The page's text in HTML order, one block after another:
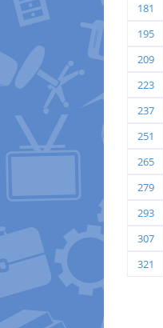
181
195
209
223
237
251
265
279
293
307
321